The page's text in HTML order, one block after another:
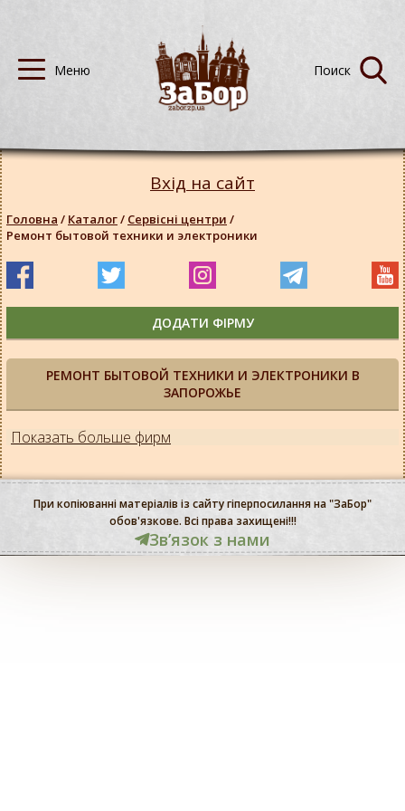
РЕМОНТ БЫТОВОЙ ТЕХНИКИ И ЭЛЕКТРОНИКИ В
ЗАПОРОЖЬЕ
Показать больше фирм
Вхід на сайт
Головна / Каталог/ Сервісні центри /
Ремонт бытовой техники и электроники
ДОДАТИ ФІРМУ
При копіюванні матеріалів із сайту гіперпосилання на "ЗаБор"
обов'язкове. Всі права захищені!!!
Звʼязок з нами